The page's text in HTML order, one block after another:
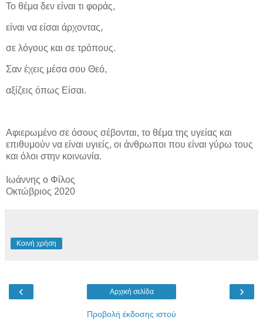
Το θέμα δεν είναι τι φοράς,
είναι να είσαι άρχοντας,
σε λόγους και σε τρόπους.
Σαν έχεις μέσα σου Θεό,
αξίζεις όπως Είσαι.
Αφιερωμένο σε όσους σέβονται, το θέμα της υγείας και
επιθυμούν να είναι υγιείς, οι άνθρωποι που είναι γύρω τους
και όλοι στην κοινωνία.
Ιωάννης ο Φίλος
Οκτώβριος 2020
Κοινή χρήση
‹ ›
Αρχική σελίδα
Προβολή έκδοσης ιστού